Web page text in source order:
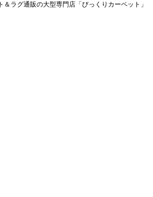
＆ラグ通販の大型専門店「びっくりカーペット」